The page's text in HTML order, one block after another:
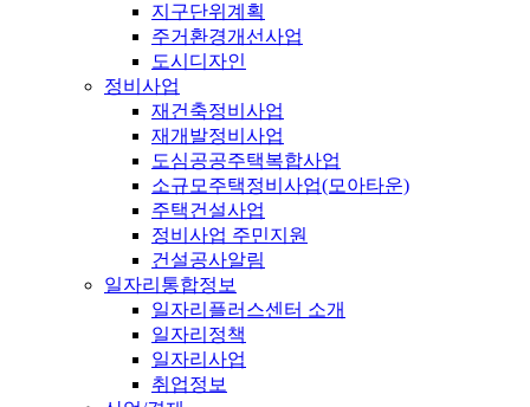
지구단위계획
주거환경개선사업
도시디자인
정비사업
재건축정비사업
재개발정비사업
도심공공주택복합사업
소규모주택정비사업(모아타운)
주택건설사업
정비사업 주민지원
건설공사알림
일자리통합정보
일자리플러스센터 소개
일자리정책
일자리사업
취업정보